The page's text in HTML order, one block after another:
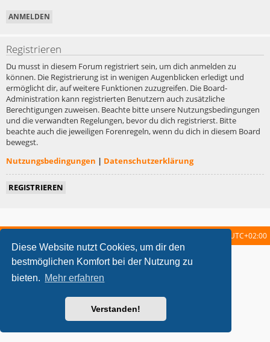
Diese Website nutzt Cookies, um dir den
bestmöglichen Komfort bei der Nutzung zu
bieten. Mehr erfahren
Verstanden!
Registrieren
Du musst in diesem Forum registriert sein, um dich anmelden zu
können. Die Registrierung ist in wenigen Augenblicken erledigt und
ermöglicht dir, auf weitere Funktionen zuzugreifen. Die Board-
Administration kann registrierten Benutzern auch zusätzliche
Berechtigungen zuweisen. Beachte bitte unsere Nutzungsbedingungen
und die verwandten Regelungen, bevor du dich registrierst. Bitte
beachte auch die jeweiligen Forenregeln, wenn du dich in diesem Board
bewegst.
Nutzungsbedingungen | Datenschutzerklärung
REGISTRIEREN
UTC+02:00
metrolike style by Eric Seguin Updated for phpBB3.2 by
Powered byphpBB ® Forum Software © phpBB Limited
Deutsche Übersetzung durch